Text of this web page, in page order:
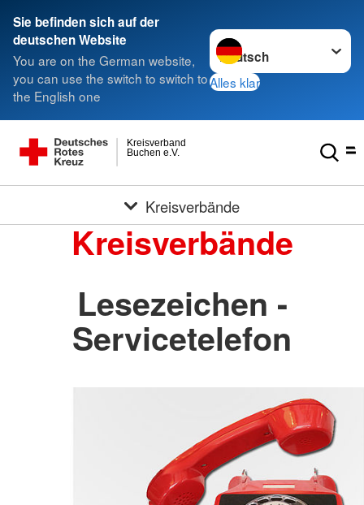
Sie befinden sich auf der
deutschen Website
You are on the German website,
you can use the switch to switch to
the English one
Sprache wechseln zu
Alles klar
Buchen e.V.
Kreisverband
Kreisverbände
Kreisverbände
Lesezeichen -
Servicetelefon